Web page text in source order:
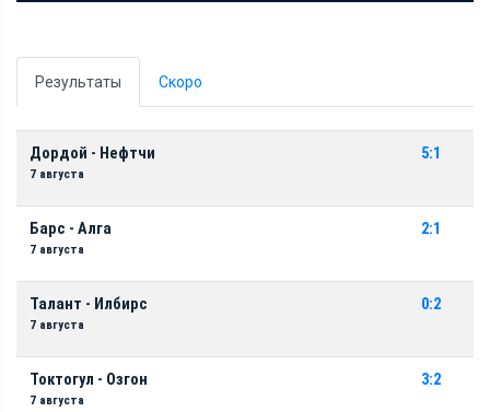
Результаты Скоро
Дордой - Нефтчи
7 августа
5:1
Барс - Алга
7 августа
2:1
Талант - Илбирс
7 августа
0:2
Токтогул - Озгон
7 августа
3:2